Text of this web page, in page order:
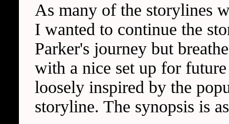
As many of the storylines
I wanted to continue the
Parker's journey but
with a nice set up for
loosely inspired by the
storyline. The synopsis is